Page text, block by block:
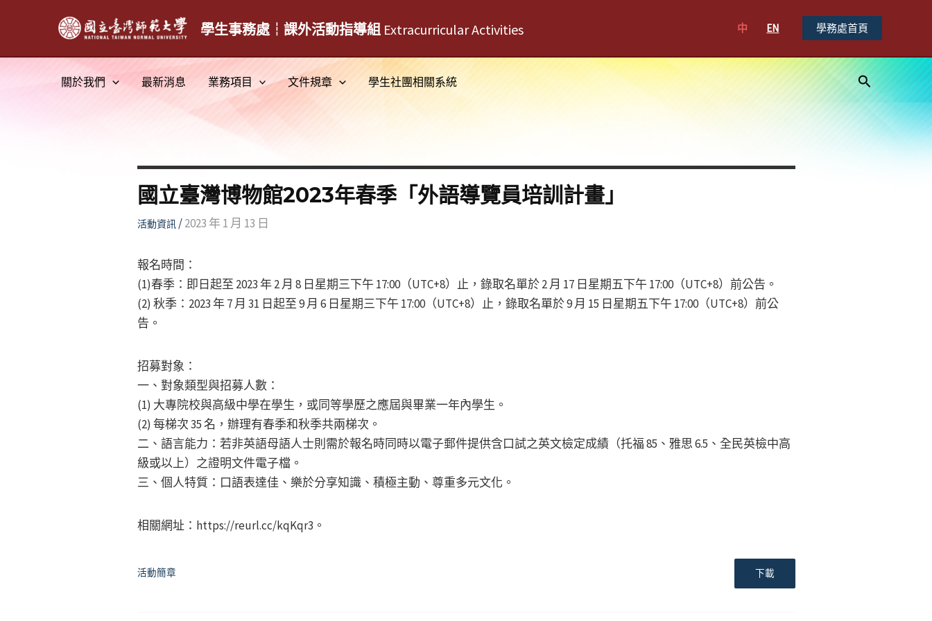
學生事務處┆課外活動指導組 Extracurricular Activities 中 EN 學務處首頁
關於我們 最新消息 業務項目 文件規章 學生社團相關系統
搜
尋
國立臺灣博物館2023年春季「外語導覽員培訓計畫」
活動資訊/2023 年 1 月 13 日
報名時間：
(1)春季：即日起至 2023 年 2 月 8 日星期三下午 17:00（UTC+8）止，錄取名單於 2 月 17 日星期五下午 17:00（UTC+8）前公告。
(2) 秋季：2023 年 7 月 31 日起至 9 月 6 日星期三下午 17:00（UTC+8）止，錄取名單於 9 月 15 日星期五下午 17:00（UTC+8）前公
告。
招募對象：
一、對象類型與招募人數：
(1) 大專院校與高級中學在學生，或同等學歷之應屆與畢業一年內學生。
(2) 每梯次 35 名，辦理有春季和秋季共兩梯次。
二、語言能力：若非英語母語人士則需於報名時同時以電子郵件提供含口試之英文檢定成績（托福 85、雅思 6.5、全民英檢中高
級或以上）之證明文件電子檔。
三、個人特質：口語表達佳、樂於分享知識、積極主動、尊重多元文化。
相關網址：https://reurl.cc/kqKqr3。
活動簡章 下載